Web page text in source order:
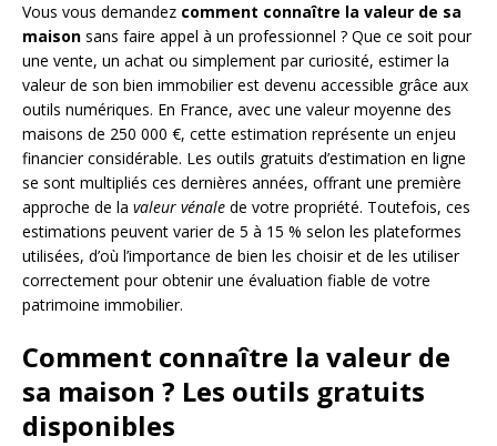
Vous vous demandez comment connaître la valeur de sa
maison sans faire appel à un professionnel ? Que ce soit pour
une vente, un achat ou simplement par curiosité, estimer la
valeur de son bien immobilier est devenu accessible grâce aux
outils numériques. En France, avec une valeur moyenne des
maisons de 250 000 €, cette estimation représente un enjeu
financier considérable. Les outils gratuits d’estimation en ligne
se sont multipliés ces dernières années, offrant une première
approche de la valeur vénale de votre propriété. Toutefois, ces
estimations peuvent varier de 5 à 15 % selon les plateformes
utilisées, d’où l’importance de bien les choisir et de les utiliser
correctement pour obtenir une évaluation fiable de votre
patrimoine immobilier.
Comment connaître la valeur de
sa maison ? Les outils gratuits
disponibles